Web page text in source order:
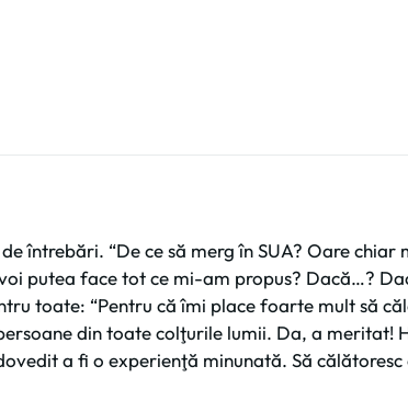
întrebări. “De ce să merg în SUA? Oare chiar
putea face tot ce mi-am propus? Dacă…?
toate: “Pentru că îmi place foarte mult să
din toate colţurile lumii. Da, a meritat!
a fi o experienţă minunată. Să călătoresc